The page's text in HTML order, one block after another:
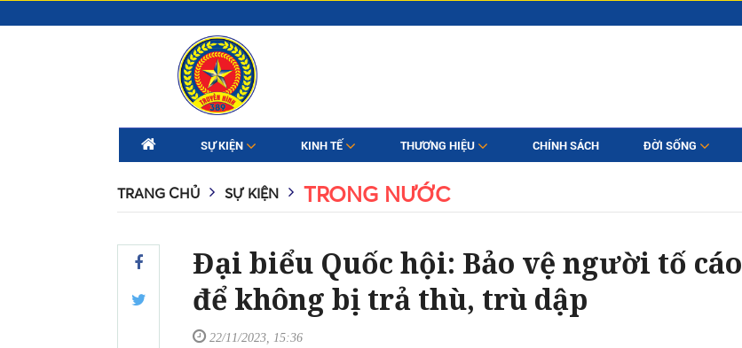
SỰ KIỆN KINH TẾ THƯƠNG HIỆU CHÍNH SÁCH ĐỜI SỐNG
TRANG CHỦ SỰ KIỆN TRONG NƯỚC
Đại biểu Quốc hội: Bảo vệ người tố cáo
để không bị trả thù, trù dập
22/11/2023, 15:36